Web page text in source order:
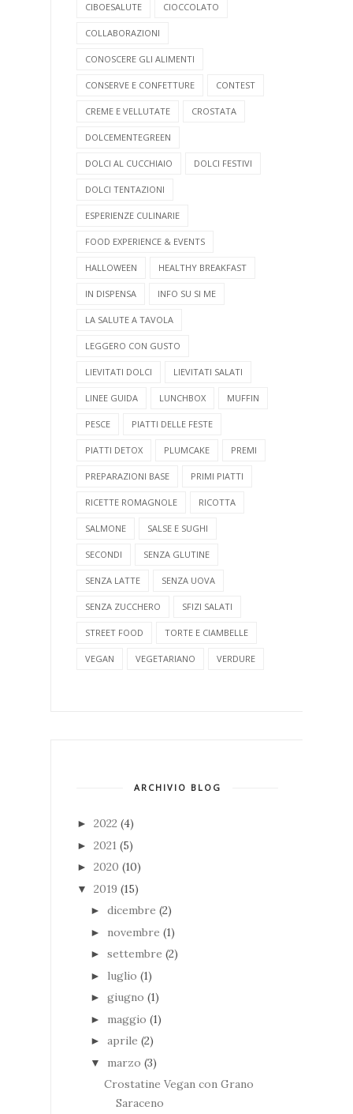
CIBOESALUTE CIOCCOLATO
COLLABORAZIONI
CONOSCERE GLI ALIMENTI
CONSERVE E CONFETTURE CONTEST
CREME E VELLUTATE CROSTATA
DOLCEMENTEGREEN
DOLCI AL CUCCHIAIO DOLCI FESTIVI
DOLCI TENTAZIONI
ESPERIENZE CULINARIE
FOOD EXPERIENCE & EVENTS
HALLOWEEN HEALTHY BREAKFAST
IN DISPENSA INFO SU SI ME
LA SALUTE A TAVOLA
LEGGERO CON GUSTO
LIEVITATI DOLCI LIEVITATI SALATI
LINEE GUIDA LUNCHBOX MUFFIN
PESCE PIATTI DELLE FESTE
PIATTI DETOX PLUMCAKE PREMI
PREPARAZIONI BASE PRIMI PIATTI
RICETTE ROMAGNOLE RICOTTA
SALMONE SALSE E SUGHI
SECONDI SENZA GLUTINE
SENZA LATTE SENZA UOVA
SENZA ZUCCHERO SFIZI SALATI
STREET FOOD TORTE E CIAMBELLE
VEGAN VEGETARIANO VERDURE
ARCHIVIO BLOG
► 2022 (4)
► 2021 (5)
► 2020 (10)
▼ 2019 (15)
► dicembre (2)
► novembre (1)
► settembre (2)
► luglio (1)
► giugno (1)
► maggio (1)
► aprile (2)
▼ marzo (3)
Crostatine Vegan con Grano
Saraceno